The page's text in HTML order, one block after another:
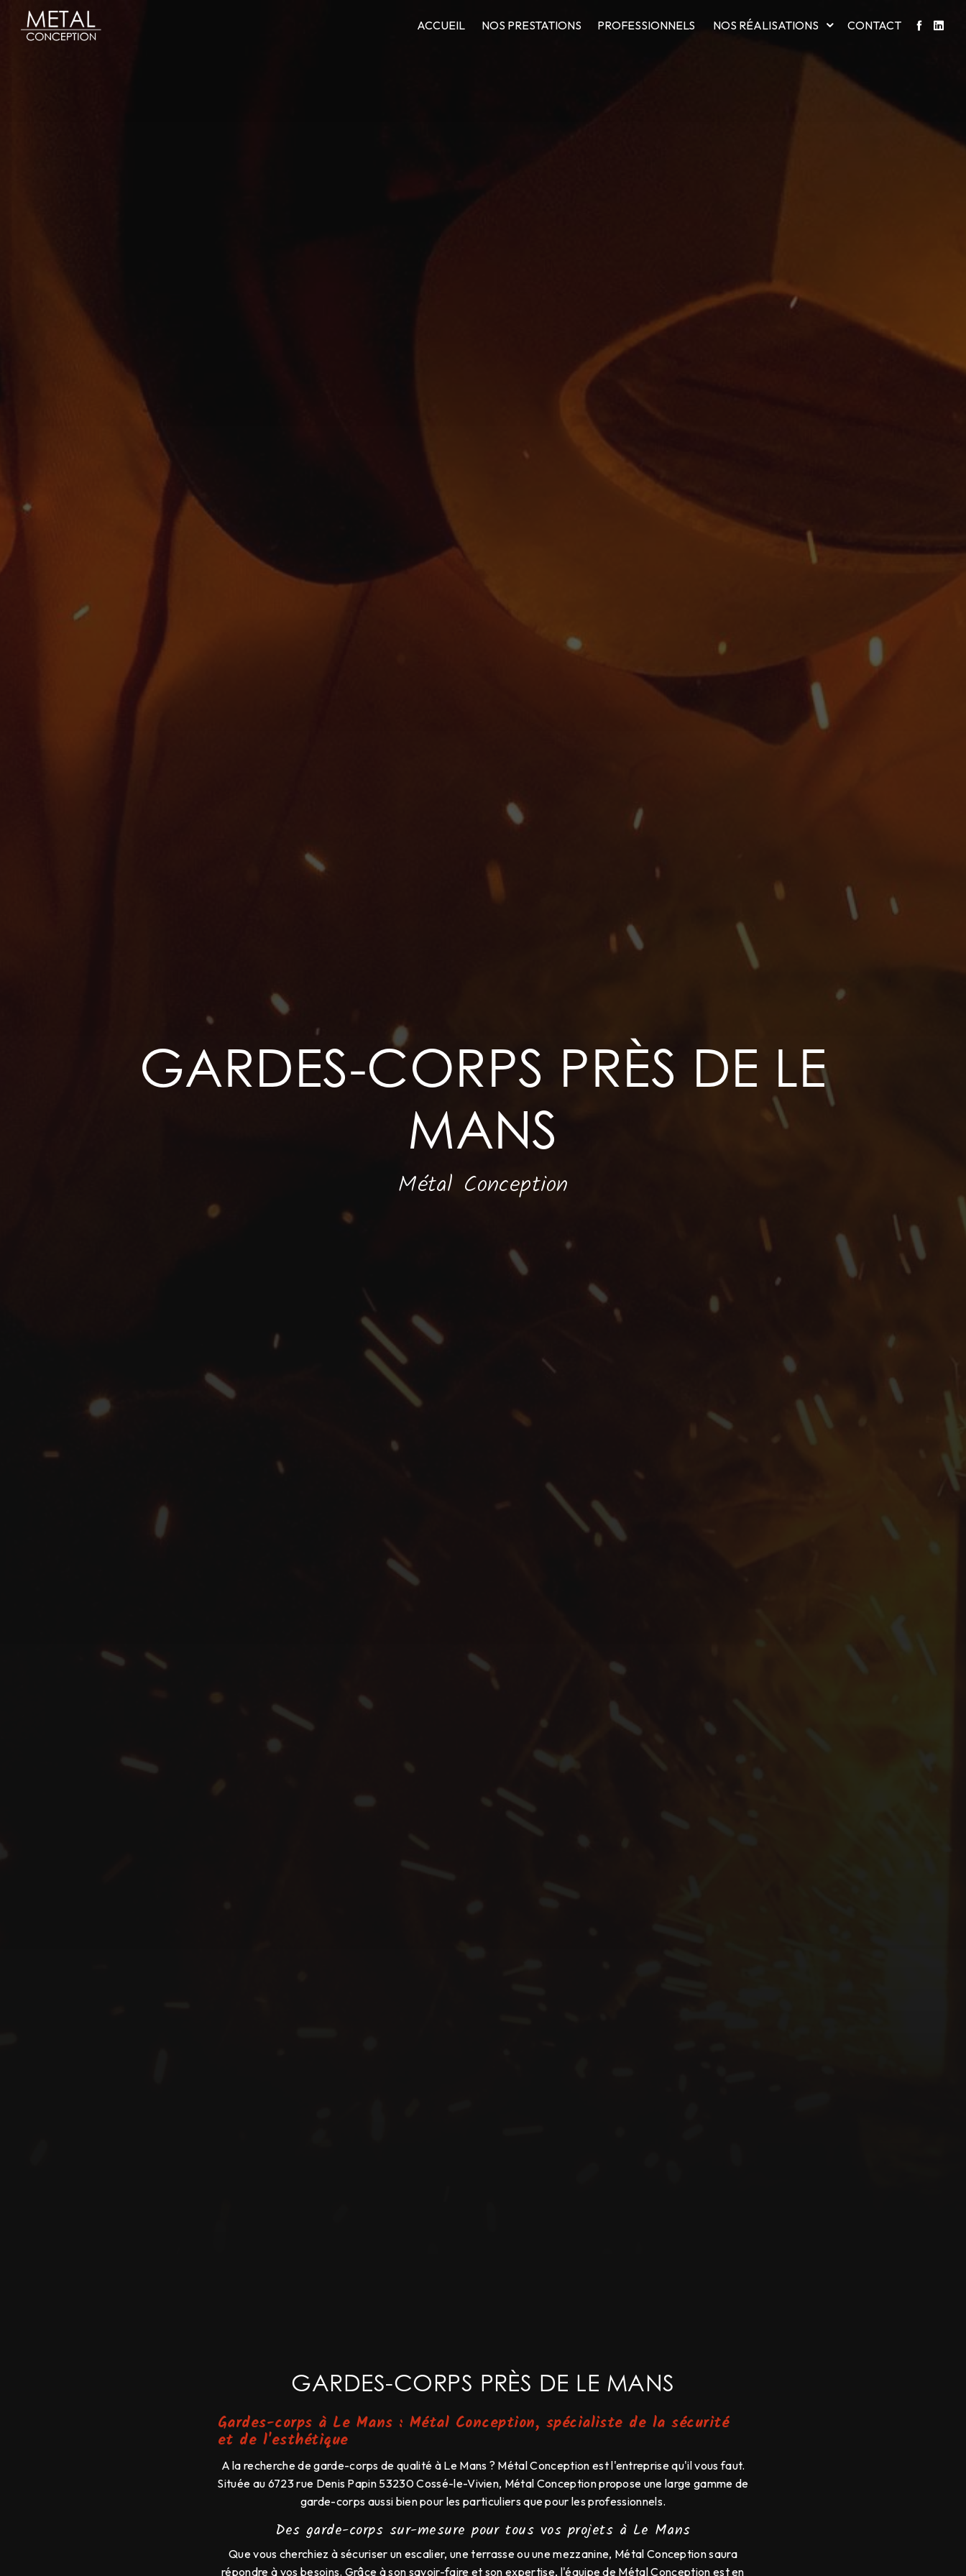
ACCUEIL NOS PRESTATIONS PROFESSIONNELS NOS RÉALISATIONS CONTACT
GARDES-CORPS PRÈS DE LE
MANS
Métal Conception
GARDES-CORPS PRÈS DE LE MANS
Gardes-corps à Le Mans : Métal Conception, spécialiste de la sécurité
et de l'esthétique
A la recherche de garde-corps de qualité à Le Mans ? Métal Conception est l'entreprise qu'il vous faut.
Située au 6723 rue Denis Papin 53230 Cossé-le-Vivien, Métal Conception propose une large gamme de
garde-corps aussi bien pour les particuliers que pour les professionnels.
Des garde-corps sur-mesure pour tous vos projets à Le Mans
Que vous cherchiez à sécuriser un escalier, une terrasse ou une mezzanine, Métal Conception saura
répondre à vos besoins. Grâce à son savoir-faire et son expertise, l'équipe de Métal Conception est en
Panneau de gestion des cookies